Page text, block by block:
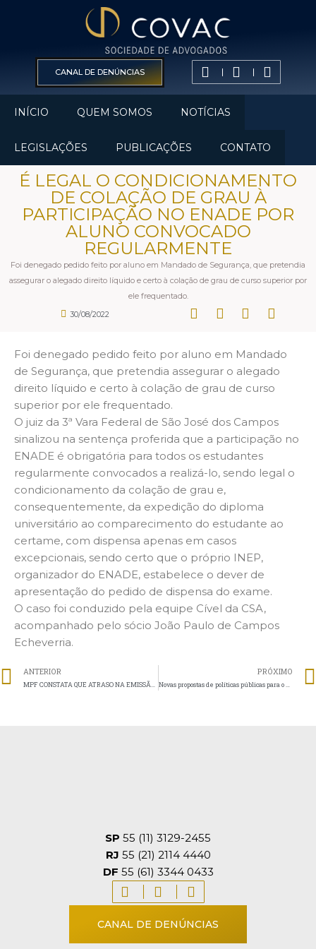
CANAL DE DENÚNCIAS
INÍCIO QUEM SOMOS NOTÍCIAS
LEGISLAÇÕES PUBLICAÇÕES CONTATO
É LEGAL O CONDICIONAMENTO
DE COLAÇÃO DE GRAU À
PARTICIPAÇÃO NO ENADE POR
ALUNO CONVOCADO
REGULARMENTE
Foi denegado pedido feito por aluno em Mandado de Segurança, que pretendia
assegurar o alegado direito líquido e certo à colação de grau de curso superior por
ele frequentado.
30/08/2022
Foi denegado pedido feito por aluno em Mandado
de Segurança, que pretendia assegurar o alegado
direito líquido e certo à colação de grau de curso
superior por ele frequentado.
O juiz da 3ª Vara Federal de São José dos Campos
sinalizou na sentença proferida que a participação no
ENADE é obrigatória para todos os estudantes
regularmente convocados a realizá-lo, sendo legal o
condicionamento da colação de grau e,
consequentemente, da expedição do diploma
universitário ao comparecimento do estudante ao
certame, com dispensa apenas em casos
excepcionais, sendo certo que o próprio INEP,
organizador do ENADE, estabelece o dever de
apresentação do pedido de dispensa do exame.
O caso foi conduzido pela equipe Cível da CSA,
acompanhado pelo sócio João Paulo de Campos
Echeverria.
ANTERIOR PRÓXIMO
CANAL DE DENÚNCIAS
SP 55 (11) 3129-2455
RJ 55 (21) 2114 4440
DF 55 (61) 3344 0433